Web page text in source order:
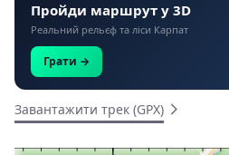
Пройди маршрут у 3D
Реальний рельєф та ліси Карпат
Грати →
Завантажити трек (GPX)